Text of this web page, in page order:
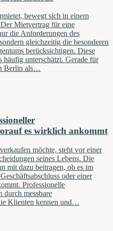
bewegt sich in einem
Mietvertrag für eine
die Anforderungen des
gleichzeitig die besonderen
berücksichtigen. Diese
unterschätzt. Gerade für
Berlin als…
es wirklich ankommt
möchte, steht vor einer
seines Lebens. Die
mit dazu beitragen, ob es im
oder einer
Professionelle
durch messbare
Klienten kennen und…